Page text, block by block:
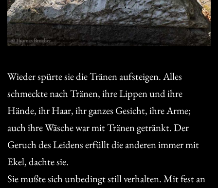
Wieder spürte sie die Tränen aufsteigen. Alles
schmeckte nach Tränen, ihre Lippen und ihre
Hände, ihr Haar, ihr ganzes Gesicht, ihre Arme;
auch ihre Wäsche war mit Tränen getränkt. Der
Geruch des Leidens erfüllt die anderen immer mit
Ekel, dachte sie.
Sie mußte sich unbedingt still verhalten. Mit fest an